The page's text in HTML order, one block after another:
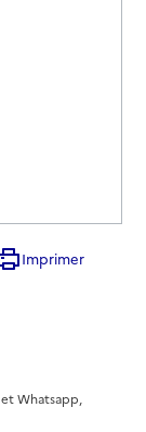
Imprimer
Whatsapp,